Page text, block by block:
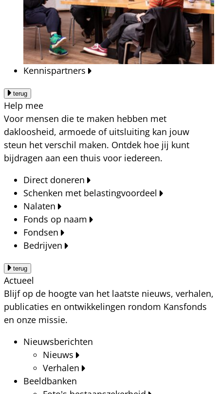
Kennispartners
terug
Help mee
Voor mensen die te maken hebben met
dakloosheid, armoede of uitsluiting kan jouw
steun het verschil maken. Ontdek hoe jij kunt
bijdragen aan een thuis voor iedereen.
Direct doneren
Schenken met belastingvoordeel
Nalaten
Fonds op naam
Fondsen
Bedrijven
terug
Actueel
Blijf op de hoogte van het laatste nieuws, verhalen,
publicaties en ontwikkelingen rondom Kansfonds
en onze missie.
Nieuwsberichten
Nieuws
Verhalen
Beeldbanken